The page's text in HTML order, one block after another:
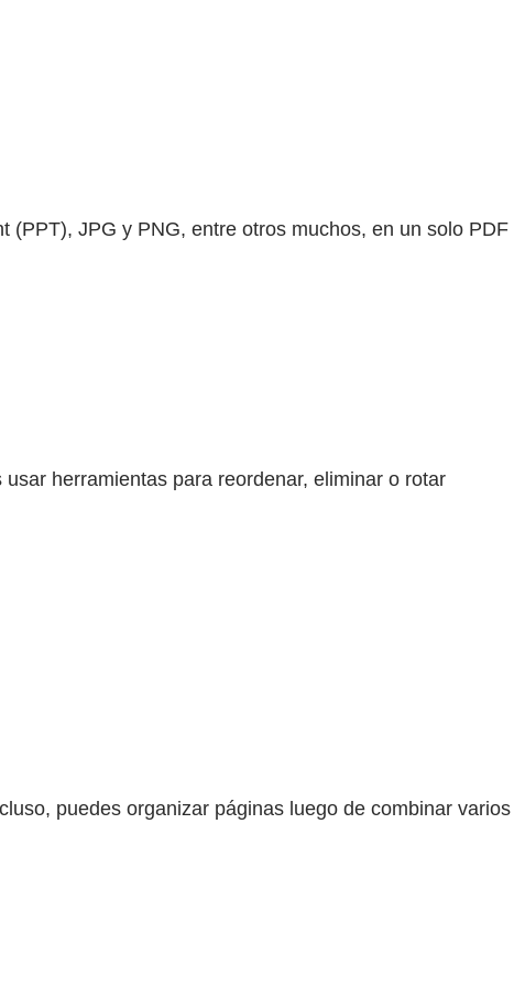
(PPT), JPG y PNG, entre otros muchos, en un solo PDF
herramientas para reordenar, eliminar o rotar
puedes organizar páginas luego de combinar varios